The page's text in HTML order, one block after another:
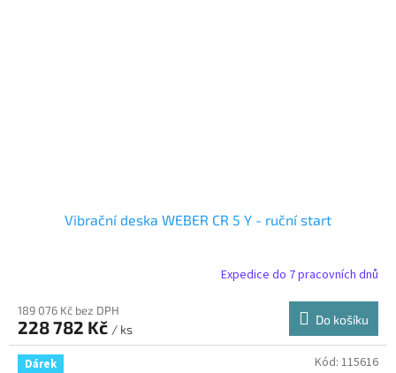
Vibrační deska WEBER CR 5 Y - ruční start
Expedice do 7 pracovních dnů
189 076 Kč bez DPH
228 782 Kč / ks
Do košíku
Dárek Kód: 115616